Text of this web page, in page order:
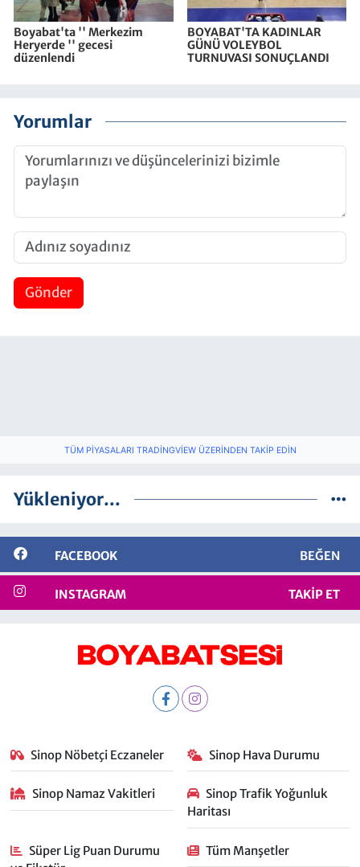
Boyabat'ta '' Merkezim
Heryerde '' gecesi
düzenlendi
BOYABAT'TA KADINLAR
GÜNÜ VOLEYBOL
TURNUVASI SONUÇLANDI
Yorumlar
Gönder
TÜM PIYASALARI TRADINGVIEW ÜZERINDEN TAKIP EDIN
Yükleniyor...
FACEBOOK BEĞEN
INSTAGRAM TAKIP ET
Sinop Nöbetçi Eczaneler Sinop Hava Durumu
Sinop Namaz Vakitleri
Sinop Trafik Yoğunluk
Haritası
Süper Lig Puan Durumu
Tüm Manşetler